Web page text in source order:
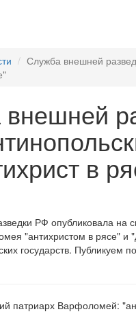
Служба внешней
в
РФ опубликовала на
"антихристом в рясе" и
государств. Публикуем
патриарх Варфоломей: